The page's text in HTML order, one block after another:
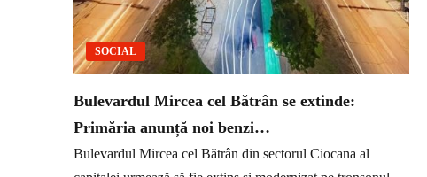
SOCIAL
Bulevardul Mircea cel Bătrân se extinde:
Primăria anunță noi benzi…
Bulevardul Mircea cel Bătrân din sectorul Ciocana al